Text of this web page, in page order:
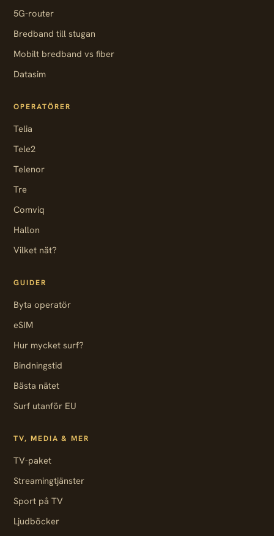
5G-router
Bredband till stugan
Mobilt bredband vs fiber
Datasim
OPERATÖRER
Telia
Tele2
Telenor
Tre
Comviq
Hallon
Vilket nät?
GUIDER
Byta operatör
eSIM
Hur mycket surf?
Bindningstid
Bästa nätet
Surf utanför EU
TV, MEDIA & MER
TV-paket
Streamingtjänster
Sport på TV
Ljudböcker